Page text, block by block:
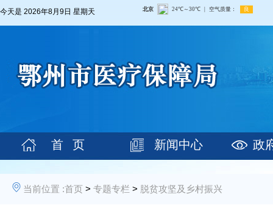
今天是 2026年8月9日 星期天
首 页 新闻中心 政
当前位置 :首页 > 专题专栏 > 脱贫攻坚及乡村振兴